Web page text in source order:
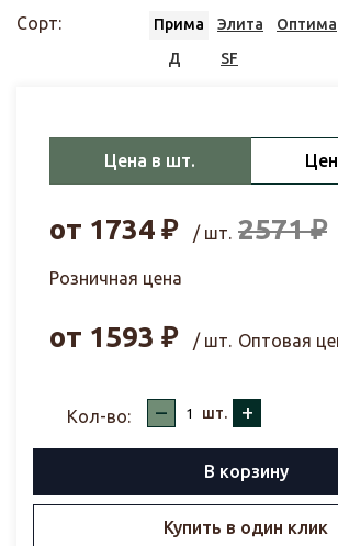
Сорт: Прима Элита Оптима
Д
SF
Цена в шт.
от 1734 ₽ / шт. 2571₽
Розничная цена
от 1593 ₽ / шт. Оптовая
Кол-во: – шт. +
В корзину
Купить в один клик